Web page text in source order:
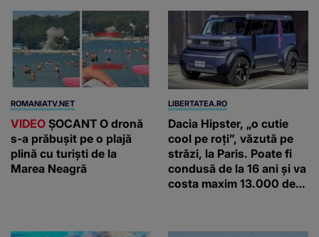
ROMANIATV.NET
VIDEO ŞOCANT O dronă
s-a prăbuşit pe o plajă
plină cu turişti de la
Marea Neagră
LIBERTATEA.RO
Dacia Hipster, „o cutie
cool pe roți”, văzută pe
străzi, la Paris. Poate fi
condusă de la 16 ani și va
costa maxim 13.000 de